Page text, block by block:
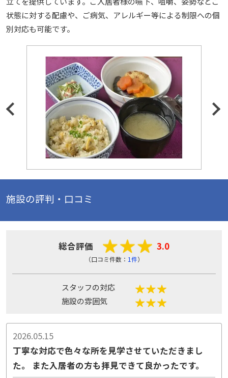
状態に対する配慮や、ご病気、アレルギー等による制限への個
別対応も可能です。
施設の評判・口コミ
総合評価 3.0
（口コミ件数： 1件）
スタッフの対応
施設の雰囲気
2026.05.15
丁寧な対応で色々な所を見学させていただきまし
た。 また入居者の方も拝見できて良かったです。